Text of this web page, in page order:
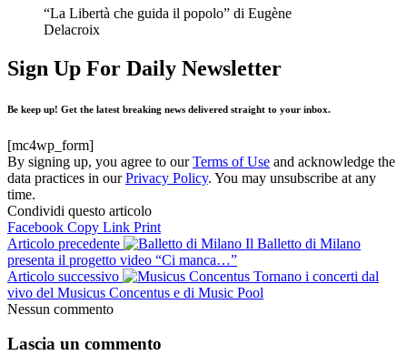
“La Libertà che guida il popolo” di Eugène
Delacroix
Sign Up For Daily Newsletter
Be keep up! Get the latest breaking news delivered straight to your inbox.
[mc4wp_form]
By signing up, you agree to ourTerms of Use and acknowledge the
data practices in ourPrivacy Policy. You may unsubscribe at any
time.
Condividi questo articolo
Facebook Copy Link Print
Articolo precedente
Il Balletto di Milano
presenta il progetto video “Ci manca…”
Articolo successivo
Tornano i concerti dal
vivo del Musicus Concentus e di Music Pool
Nessun commento
Lascia un commento